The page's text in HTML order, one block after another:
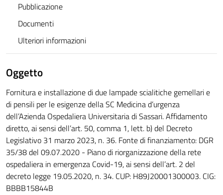
Pubblicazione
Documenti
Ulteriori informazioni
Oggetto
Fornitura e installazione di due lampade scialitiche gemellari e
di pensili per le esigenze della SC Medicina d’urgenza
dell’Azienda Ospedaliera Universitaria di Sassari. Affidamento
diretto, ai sensi dell’art. 50, comma 1, lett. b) del Decreto
Legislativo 31 marzo 2023, n. 36. Fonte di finanziamento: DGR
35/38 del 09.07.2020 - Piano di riorganizzazione della rete
ospedaliera in emergenza Covid-19, ai sensi dell’art. 2 del
decreto legge 19.05.2020, n. 34. CUP: H89J20001300003. CIG:
BBBB15844B